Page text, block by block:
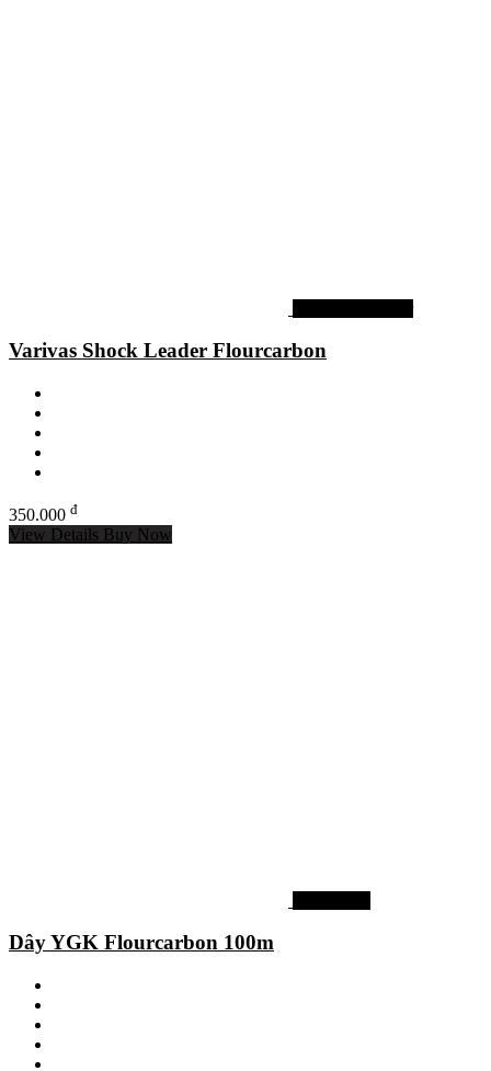
Varivas Shock Leader Flourcarbon
350.000 đ
View Details Buy Now
Dây YGK Flourcarbon 100m